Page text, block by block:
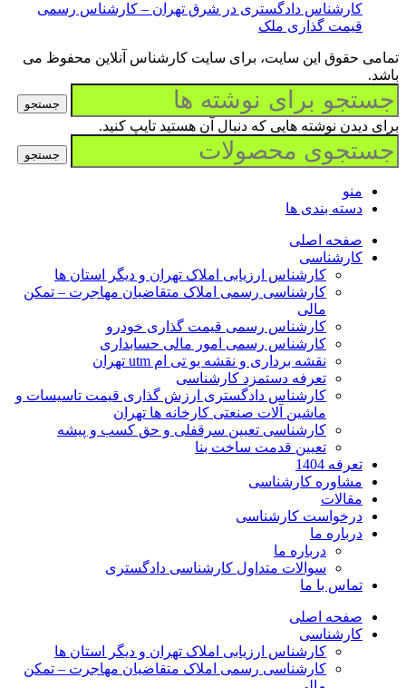
کارشناس دادگستری در شرق تهران – کارشناس رسمی
قیمت گذاری ملک
تمامی حقوق این سایت، برای سایت کارشناس آنلاین محفوظ می
باشد.
جستجو
برای دیدن نوشته هایی که دنبال آن هستید تایپ کنید.
جستجو
منو
دسته بندی ها
صفحه اصلی
کارشناسی
کارشناس ارزیابی املاک تهران و دیگر استان ها
کارشناسی رسمی املاک متقاضیان مهاجرت – تمکن
مالی
کارشناس رسمی قیمت گذاری خودرو
کارشناس رسمی امور مالی حسابداری
نقشه برداری و نقشه یو تی ام utm تهران
تعرفه دستمزد کارشناسی
کارشناس دادگستری ارزش گذاری قیمت تاسیسات و
ماشین آلات صنعتی کارخانه ها تهران
کارشناسی تعیین سرقفلی و حق کسب و پیشه
تعیین قدمت ساخت بنا
تعرفه 1404
مشاوره کارشناسی
مقالات
درخواست کارشناسی
درباره ما
درباره ما
سوالات متداول کارشناسی دادگستری
تماس با ما
صفحه اصلی
کارشناسی
کارشناس ارزیابی املاک تهران و دیگر استان ها
کارشناسی رسمی املاک متقاضیان مهاجرت – تمکن